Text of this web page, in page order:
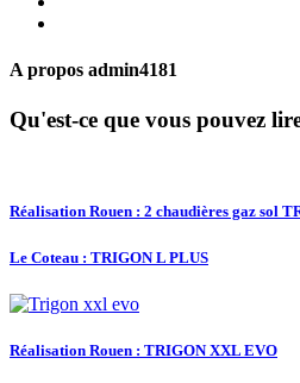
A propos admin4181
Qu'est-ce que vous pouvez
Réalisation Rouen : 2 chaudières gaz sol
Le Coteau : TRIGON L PLUS
Réalisation Rouen : TRIGON XXL EVO